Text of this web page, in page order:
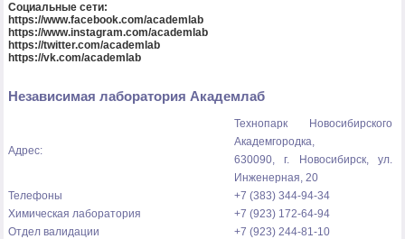
пить воду без кипячения, рекомендуется проводить регулярно.
Отбор и доставка проб воды в лабораторию на территории Новосибирска
для частных лиц - бесплатно - при заказе исследований на сумму от 4000
рублей.
специалистов лаборатории гарантируют получение точных и
воды и напитков, привлекая нашу лабораторию для выполнения
анализов воды в рамках производственного контроля.
Пишите: info@academlab.ru
Оставляйте заявку на нашем сайте: www.academlab.ru
Социальные сети:
https://www.facebook.com/academlab
https://www.instagram.com/academlab
https://twitter.com/academlab
https://vk.com/academlab
Независимая лаборатория Академлаб
Адрес:
Технопарк Новосибирского
Академгородка,
630090, г. Новосибирск, ул.
Инженерная, 20
Телефоны
Химическая лаборатория
Отдел валидации
+7 (383) 344-94-34
+7 (923) 172-64-94
+7 (923) 244-81-10